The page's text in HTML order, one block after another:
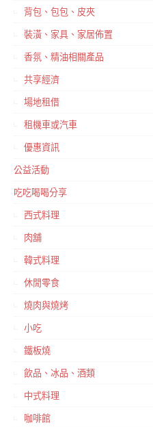
背包、包包、皮夾
裝潢、家具、家居佈置
香氛、精油相關產品
共享經濟
場地租借
租機車或汽車
優惠資訊
公益活動
吃吃喝喝分享
西式料理
肉舖
韓式料理
休閒零食
燒肉與燒烤
小吃
鐵板燒
飲品、冰品、酒類
中式料理
咖啡館